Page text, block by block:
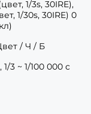
1/3s, 30IRE),
1/30s, 30IRE) 0
/ Ч / Б
3 ~ 1/100 000 с